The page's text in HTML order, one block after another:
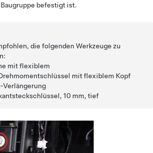
befestigt ist.
die folgenden Werkzeuge zu
mit flexiblem
mit flexiblem Kopf
10 mm, tief